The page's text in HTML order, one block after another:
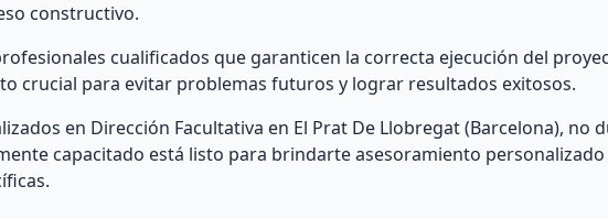
constructivo.
cualificados que garanticen la correcta ejecución del
crucial para evitar problemas futuros y lograr resultados exitosos.
en Dirección Facultativa en El Prat De Llobregat (Barcelona), no
capacitado está listo para brindarte asesoramiento personalizado